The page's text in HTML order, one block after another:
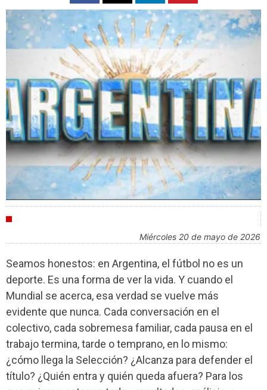
miércoles 20 de mayo de 2026
Seamos honestos: en Argentina, el fútbol no es un
deporte. Es una forma de ver la vida. Y cuando el
Mundial se acerca, esa verdad se vuelve más
evidente que nunca. Cada conversación en el
colectivo, cada sobremesa familiar, cada pausa en el
trabajo termina, tarde o temprano, en lo mismo:
¿cómo llega la Selección? ¿Alcanza para defender el
título? ¿Quién entra y quién queda afuera? Para los